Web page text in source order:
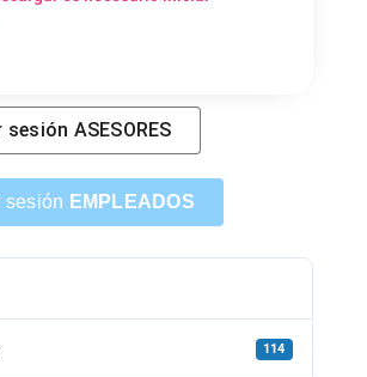
sesión ASESORES
sesión EMPLEADOS
114